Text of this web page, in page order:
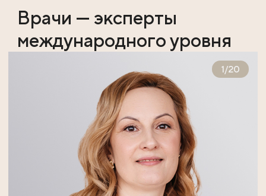
Врачи — эксперты
международного уровня
1/20